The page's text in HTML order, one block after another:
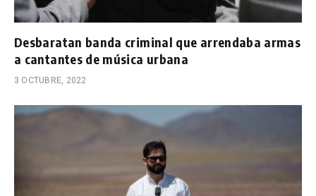
Desbaratan banda criminal que arrendaba armas
a cantantes de música urbana
3 OCTUBRE, 2022